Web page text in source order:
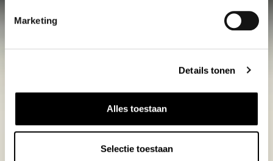
Marketing
Details tonen
Alles toestaan
Selectie toestaan